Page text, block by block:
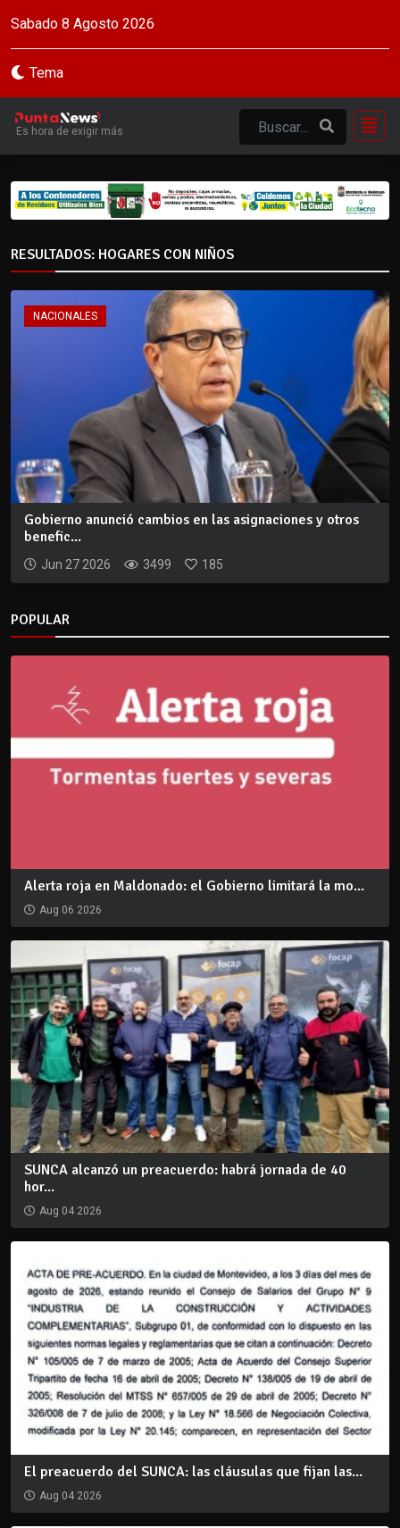
Sabado 8 Agosto 2026
Tema
Es hora de exigir más
RESULTADOS: HOGARES CON NIÑOS
NACIONALES
Gobierno anunció cambios en las asignaciones y otros
benefic...
Jun 27 2026 3499 185
POPULAR
Alerta roja en Maldonado: el Gobierno limitará la mo...
Aug 06 2026
SUNCA alcanzó un preacuerdo: habrá jornada de 40
hor...
Aug 04 2026
El preacuerdo del SUNCA: las cláusulas que fijan las...
Aug 04 2026